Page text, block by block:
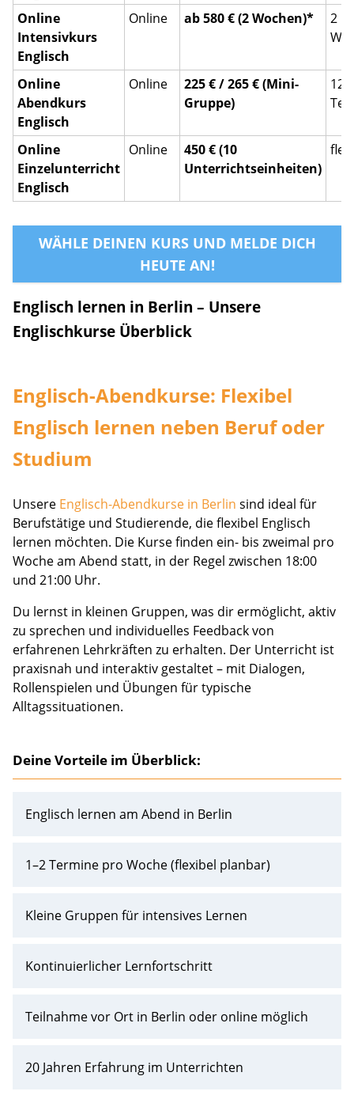
Online
Intensivkurs
Englisch
Online ab 580 € (2 Wochen)*
2
Online
Abendkurs
Englisch
Online
225 € / 265 € (Mini-
Gruppe)
12
Online
Einzelunterricht
Englisch
Online
450 € (10
Unterrichtseinheiten)
WÄHLE DEINEN KURS UND MELDE DICH
HEUTE AN!
Englisch lernen in Berlin – Unsere
Englischkurse Überblick
Englisch-Abendkurse: Flexibel
Englisch lernen neben Beruf oder
Studium
Unsere Englisch-Abendkurse in Berlin sind ideal für
Berufstätige und Studierende, die flexibel Englisch
lernen möchten. Die Kurse finden ein- bis zweimal pro
Woche am Abend statt, in der Regel zwischen 18:00
und 21:00 Uhr.
Du lernst in kleinen Gruppen, was dir ermöglicht, aktiv
zu sprechen und individuelles Feedback von
erfahrenen Lehrkräften zu erhalten. Der Unterricht ist
praxisnah und interaktiv gestaltet – mit Dialogen,
Rollenspielen und Übungen für typische
Alltagssituationen.
Deine Vorteile im Überblick:
Englisch lernen am Abend in Berlin
1–2 Termine pro Woche (flexibel planbar)
Kleine Gruppen für intensives Lernen
Kontinuierlicher Lernfortschritt
Teilnahme vor Ort in Berlin oder online möglich
20 Jahren Erfahrung im Unterrichten